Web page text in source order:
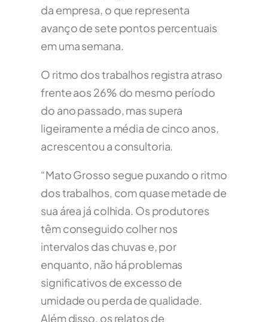
da empresa, o que representa
avanço de sete pontos percentuais
em uma semana.
O ritmo dos trabalhos registra atraso
frente aos 26% do mesmo período
do ano passado, mas supera
ligeiramente a média de cinco anos,
acrescentou a consultoria.
“Mato Grosso segue puxando o ritmo
dos trabalhos, com quase metade de
sua área já colhida. Os produtores
têm conseguido colher nos
intervalos das chuvas e, por
enquanto, não há problemas
significativos de excesso de
umidade ou perda de qualidade.
Além disso, os relatos de